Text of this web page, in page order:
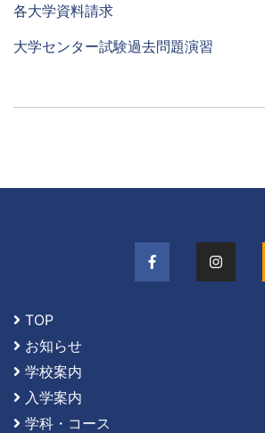
各大学資料請求
大学センター試験過去問題演習
TOP
お知らせ
学校案内
入学案内
学科・コース